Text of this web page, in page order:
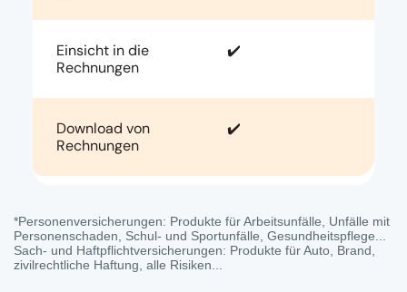
Einsicht in die
Rechnungen
✔️
Download von
Rechnungen
✔️
*Personenversicherungen: Produkte für Arbeitsunfälle, Unfälle mit
Personenschaden, Schul- und Sportunfälle, Gesundheitspflege...
Sach- und Haftpflichtversicherungen: Produkte für Auto, Brand,
zivilrechtliche Haftung, alle Risiken...